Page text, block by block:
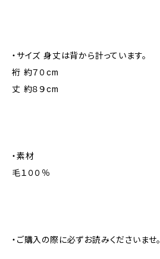
・サイズ 身丈は背から計っています。
裄 約７０cm
丈 約８９cm
・素材
毛１００％
・ご購入の際に必ずお読みくださいませ。